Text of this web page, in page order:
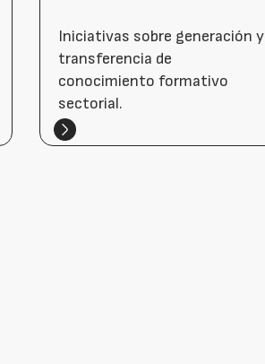
Iniciativas sobre generación y
transferencia de
conocimiento formativo
sectorial.